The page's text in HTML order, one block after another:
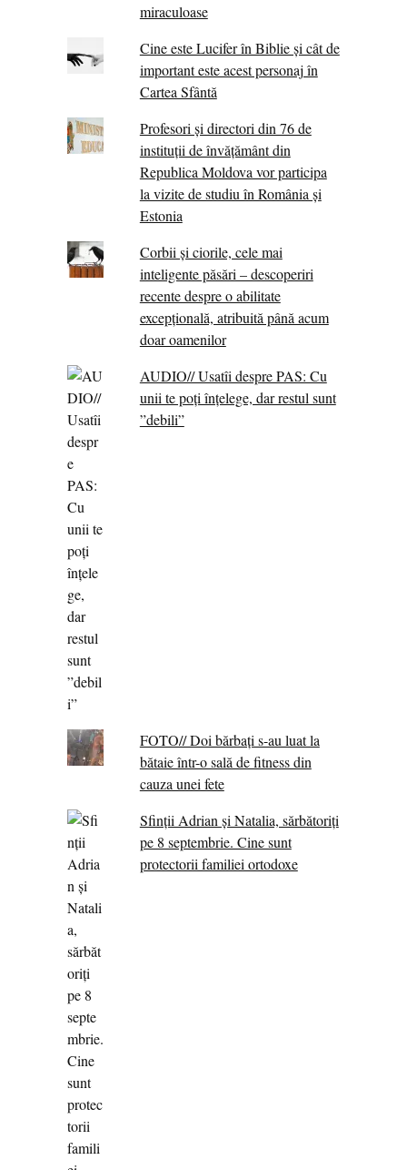
miraculoase
Cine este Lucifer în Biblie și cât de
important este acest personaj în
Cartea Sfântă
Profesori și directori din 76 de
instituții de învățământ din
Republica Moldova vor participa
la vizite de studiu în România și
Estonia
Corbii şi ciorile, cele mai
inteligente păsări – descoperiri
recente despre o abilitate
excepţională, atribuită până acum
doar oamenilor
AUDIO// Usatîi despre PAS: Cu
unii te poți înțelege, dar restul sunt
”debili”
FOTO// Doi bărbați s-au luat la
bătaie într-o sală de fitness din
cauza unei fete
Sfinții Adrian și Natalia, sărbătoriți
pe 8 septembrie. Cine sunt
protectorii familiei ortodoxe